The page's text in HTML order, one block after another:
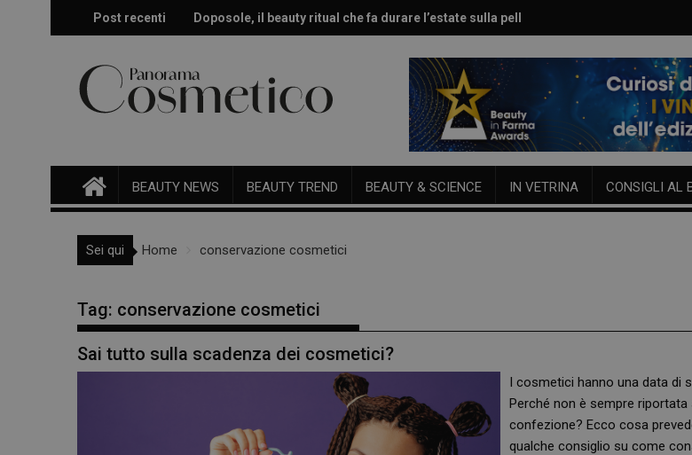
Post recenti Doposole, il beauty ritual che fa durare l’estate sulla pelle
Effetto glow immediato e modulabile per viso e corpo
BEAUTY NEWS BEAUTY TREND BEAUTY & SCIENCE IN VETRINA CONSIGLI AL
Sei qui Home conservazione cosmetici
Tag: conservazione cosmetici
Sai tutto sulla scadenza dei cosmetici?
I cosmetici hanno una data di
Perché non è sempre riportata
confezione? Ecco cosa
qualche consiglio su come